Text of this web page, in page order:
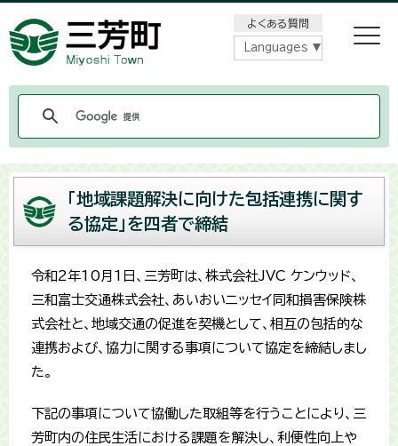
よくある質問
Languages
「地域課題解決に向けた包括連携に関す
る協定」を四者で締結
令和2年10月1日、三芳町は、株式会社JVC ケンウッド、
三和富士交通株式会社、あいおいニッセイ同和損害保険株
式会社と、地域交通の促進を契機として、相互の包括的な
連携および、協力に関する事項について協定を締結しまし
た。
下記の事項について協働した取組等を行うことにより、三
芳町内の住民生活における課題を解決し、利便性向上や